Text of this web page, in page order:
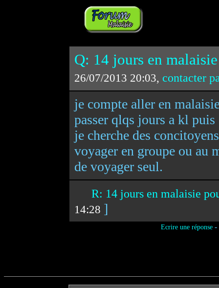
Q: 14 jours en
26/07/2013 20:03, contacter
je compte aller en
passer qlqs jours a kl
je cherche des
voyager en groupe ou au
de voyager seul.
R: 14 jours en malaisie
14:28 ]
Ecrire une réponse-